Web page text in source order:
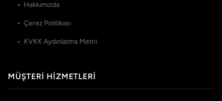
Hakkımızda
Çerez Politikası
KVKK Aydınlatma Metni
MÜŞTERI HIZMETLERI